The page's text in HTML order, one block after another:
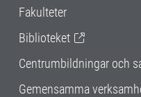
Fakulteter
Biblioteket
Centrumbildningar och
Gemensamma